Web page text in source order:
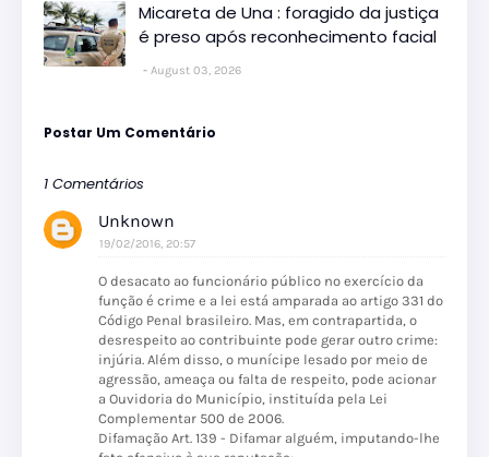
Micareta de Una : foragido da justiça
é preso após reconhecimento facial
August 03, 2026
Postar Um Comentário
1 Comentários
Unknown
19/02/2016, 20:57
O desacato ao funcionário público no exercício da
função é crime e a lei está amparada ao artigo 331 do
Código Penal brasileiro. Mas, em contrapartida, o
desrespeito ao contribuinte pode gerar outro crime:
injúria. Além disso, o munícipe lesado por meio de
agressão, ameaça ou falta de respeito, pode acionar
a Ouvidoria do Município, instituída pela Lei
Complementar 500 de 2006.
Difamação Art. 139 - Difamar alguém, imputando-lhe